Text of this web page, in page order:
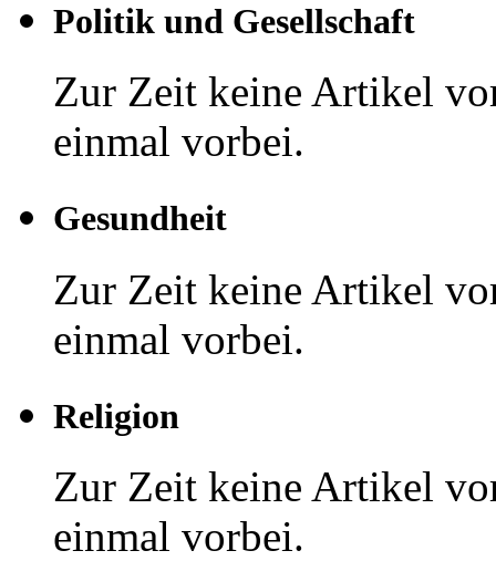
Politik und Gesellschaft
Zur Zeit keine Artikel
einmal vorbei.
Gesundheit
Zur Zeit keine Artikel
einmal vorbei.
Religion
Zur Zeit keine Artikel
einmal vorbei.